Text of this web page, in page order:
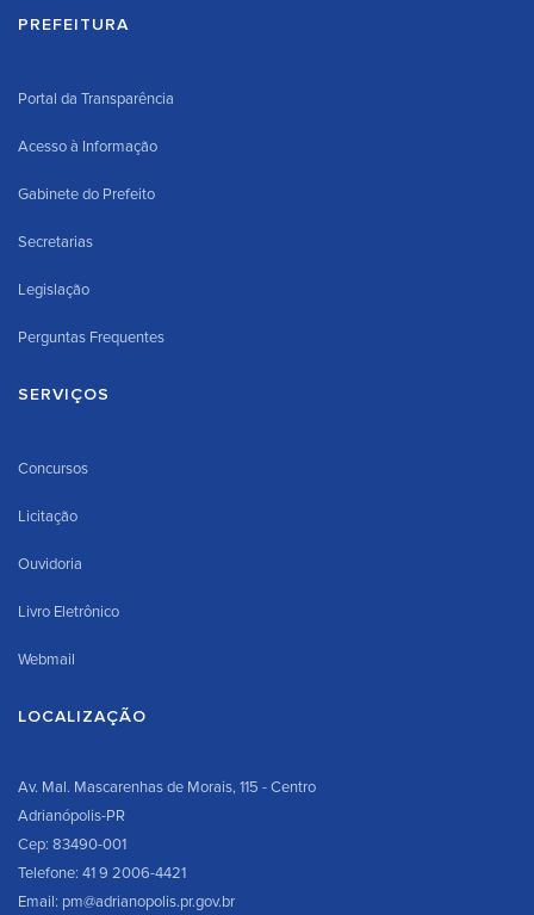
PREFEITURA
Portal da Transparência
Acesso à Informação
Gabinete do Prefeito
Secretarias
Legislação
Perguntas Frequentes
SERVIÇOS
Concursos
Licitação
Ouvidoria
Livro Eletrônico
Webmail
LOCALIZAÇÃO
Av. Mal. Mascarenhas de Morais, 115 - Centro
Adrianópolis-PR
Cep: 83490-001
Telefone: 41 9 2006-4421
Email: pm@adrianopolis.pr.gov.br